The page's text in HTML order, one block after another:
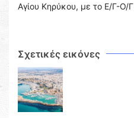
Αγίου Κηρύκου, με το Ε/Γ-
Σχετικές εικόνες